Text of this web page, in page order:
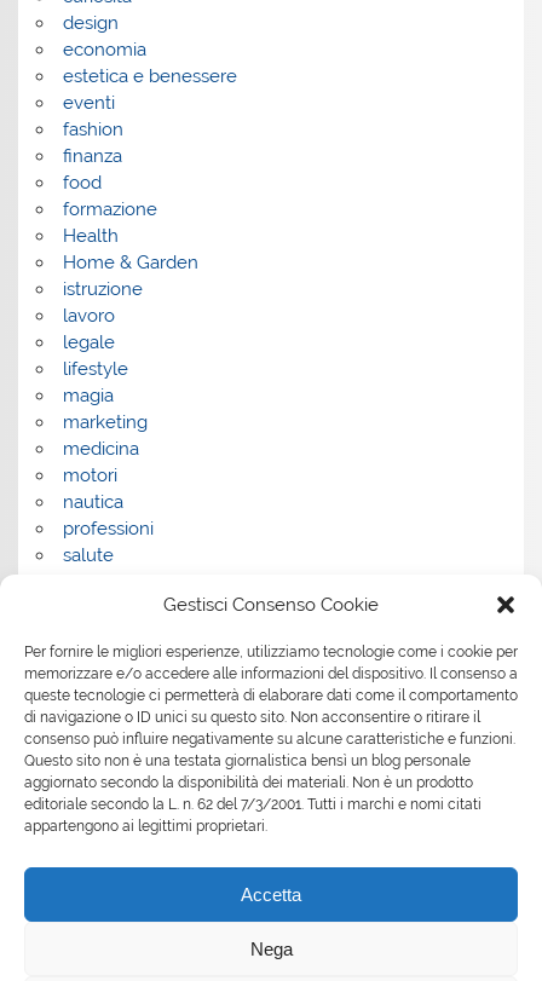
Gestisci Consenso Cookie
Per fornire le migliori esperienze, utilizziamo tecnologie come i cookie per
memorizzare e/o accedere alle informazioni del dispositivo. Il consenso a
queste tecnologie ci permetterà di elaborare dati come il comportamento
di navigazione o ID unici su questo sito. Non acconsentire o ritirare il
consenso può influire negativamente su alcune caratteristiche e funzioni.
Questo sito non è una testata giornalistica bensì un blog personale
aggiornato secondo la disponibilità dei materiali. Non è un prodotto
editoriale secondo la L. n. 62 del 7/3/2001. Tutti i marchi e nomi citati
appartengono ai legittimi proprietari.
Accetta
Nega
design
economia
estetica e benessere
eventi
fashion
finanza
food
formazione
Health
Home & Garden
istruzione
lavoro
legale
lifestyle
magia
marketing
medicina
motori
nautica
professioni
salute
servizi per le aziende
shopping
sport
Tech
tecnologia
travel
Uncategorized
wedding